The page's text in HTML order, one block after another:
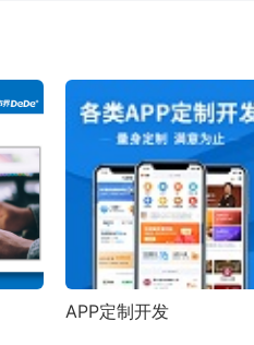
APP定制开发